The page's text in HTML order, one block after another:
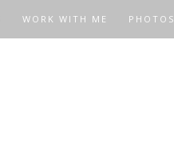
WORK WITH ME PHOTOS